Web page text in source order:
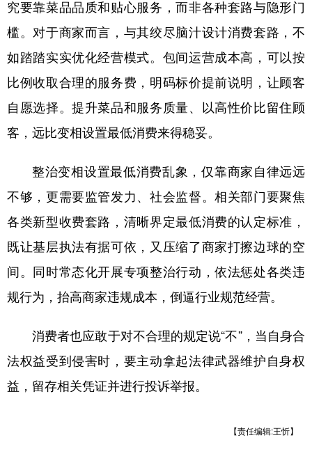
English Español Français عربى
Русский язык 日本語 한국어
Deutsch Português
究要靠菜品品质和贴心服务，而非各种套路与隐形门
槛。对于商家而言，与其绞尽脑汁设计消费套路，不
如踏踏实实优化经营模式。包间运营成本高，可以按
比例收取合理的服务费，明码标价提前说明，让顾客
自愿选择。提升菜品和服务质量、以高性价比留住顾
客，远比变相设置最低消费来得稳妥。
整治变相设置最低消费乱象，仅靠商家自律远远
不够，更需要监管发力、社会监督。相关部门要聚焦
各类新型收费套路，清晰界定最低消费的认定标准，
既让基层执法有据可依，又压缩了商家打擦边球的空
间。同时常态化开展专项整治行动，依法惩处各类违
规行为，抬高商家违规成本，倒逼行业规范经营。
消费者也应敢于对不合理的规定说“不”，当自身合
法权益受到侵害时，要主动拿起法律武器维护自身权
益，留存相关凭证并进行投诉举报。
【责任编辑:王忻】